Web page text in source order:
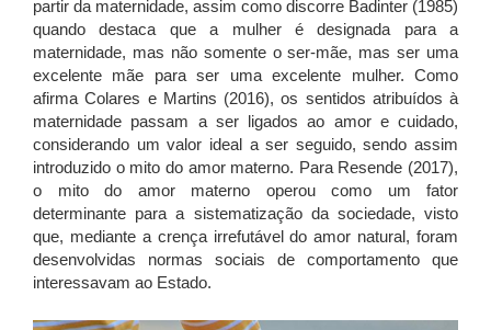
partir da maternidade, assim como discorre Badinter (1985)
quando destaca que a mulher é designada para a
maternidade, mas não somente o ser-mãe, mas ser uma
excelente mãe para ser uma excelente mulher. Como
afirma Colares e Martins (2016), os sentidos atribuídos à
maternidade passam a ser ligados ao amor e cuidado,
considerando um valor ideal a ser seguido, sendo assim
introduzido o mito do amor materno. Para Resende (2017),
o mito do amor materno operou como um fator
determinante para a sistematização da sociedade, visto
que, mediante a crença irrefutável do amor natural, foram
desenvolvidas normas sociais de comportamento que
interessavam ao Estado.